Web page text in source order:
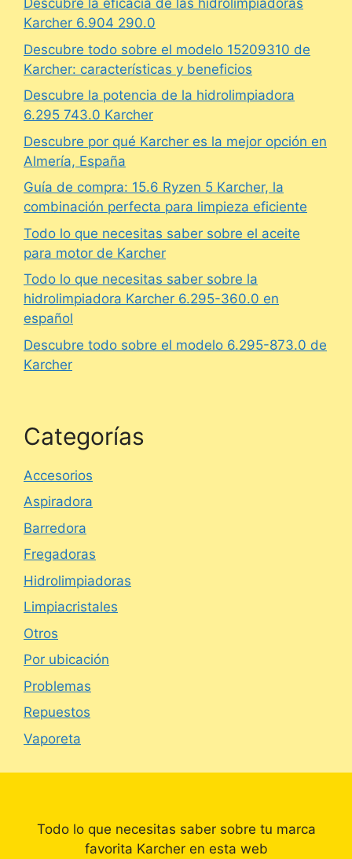
Descubre la eficacia de las hidrolimpiadoras
Karcher 6.904 290.0
Descubre todo sobre el modelo 15209310 de
Karcher: características y beneficios
Descubre la potencia de la hidrolimpiadora
6.295 743.0 Karcher
Descubre por qué Karcher es la mejor opción en
Almería, España
Guía de compra: 15.6 Ryzen 5 Karcher, la
combinación perfecta para limpieza eficiente
Todo lo que necesitas saber sobre el aceite
para motor de Karcher
Todo lo que necesitas saber sobre la
hidrolimpiadora Karcher 6.295-360.0 en
español
Descubre todo sobre el modelo 6.295-873.0 de
Karcher
Categorías
Accesorios
Aspiradora
Barredora
Fregadoras
Hidrolimpiadoras
Limpiacristales
Otros
Por ubicación
Problemas
Repuestos
Vaporeta
Todo lo que necesitas saber sobre tu marca
favorita Karcher en esta web